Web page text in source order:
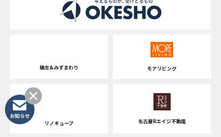
桶庄&みずまわり モアリビング
リノキューブ 名古屋Rエイジ不動産
お知らせ